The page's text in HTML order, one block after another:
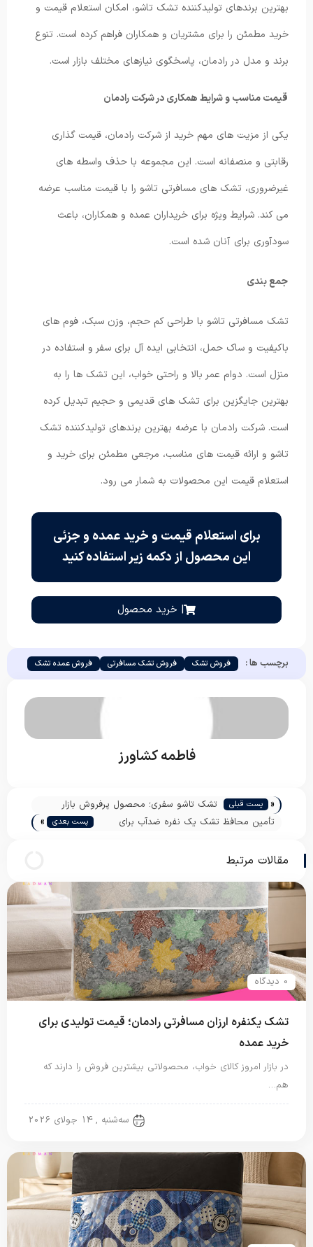
بهترین برندهای تولیدکننده تشک تاشو، امکان استعلام قیمت و
خرید مطمئن را برای مشتریان و همکاران فراهم کرده است. تنوع
برند و مدل در رادمان، پاسخگوی نیازهای مختلف بازار است.
قیمت مناسب و شرایط همکاری در شرکت رادمان
یکی از مزیت های مهم خرید از شرکت رادمان، قیمت گذاری
رقابتی و منصفانه است. این مجموعه با حذف واسطه های
غیرضروری، تشک های مسافرتی تاشو را با قیمت مناسب عرضه
می کند. شرایط ویژه برای خریداران عمده و همکاران، باعث
سودآوری برای آنان شده است.
جمع بندی
تشک مسافرتی تاشو با طراحی کم حجم، وزن سبک، فوم های
باکیفیت و ساک حمل، انتخابی ایده آل برای سفر و استفاده در
منزل است. دوام عمر بالا و راحتی خواب، این تشک ها را به
بهترین جایگزین برای تشک های قدیمی و حجیم تبدیل کرده
است. شرکت رادمان با عرضه بهترین برندهای تولیدکننده تشک
تاشو و ارائه قیمت های مناسب، مرجعی مطمئن برای خرید و
استعلام قیمت این محصولات به شمار می رود.
برای استعلام قیمت و خرید عمده و جزئی
این محصول از دکمه زیر استفاده کنید
| خرید محصول
برچسب ها : فروش تشک فروش تشک مسافرتی فروش عمده تشک
فاطمه کشاورز
« پست قبلی
تشک تاشو سفری؛ محصول پرفروش بازار
پخش
تأمین محافظ تشک یک نفره ضدآب برای
پست بعدی »
مقالات مرتبط
0 دیدگاه
تشک یکنفره ارزان مسافرتی رادمان؛ قیمت تولیدی برای
خرید عمده
در بازار امروز کالای خواب، محصولاتی بیشترین فروش را دارند که
هم…
سه‌شنبه , 14 جولای 2026